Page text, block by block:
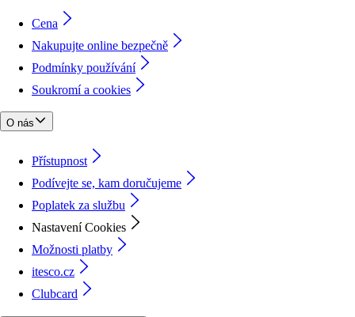
Cena
Nakupujte online bezpečně
Podmínky používání
Soukromí a cookies
O nás
Přístupnost
Podívejte se, kam doručujeme
Poplatek za službu
Nastavení Cookies
Možnosti platby
itesco.cz
Clubcard